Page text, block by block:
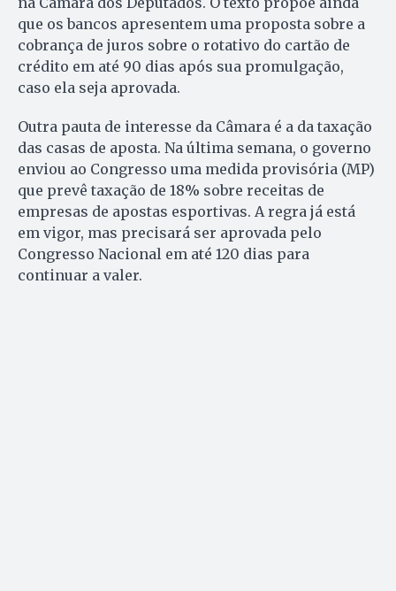
que os bancos apresentem uma proposta sobre a
cobrança de juros sobre o rotativo do cartão de
crédito em até 90 dias após sua promulgação,
caso ela seja aprovada.
Outra pauta de interesse da Câmara é a da taxação
das casas de aposta. Na última semana, o governo
enviou ao Congresso uma medida provisória (MP)
que prevê taxação de 18% sobre receitas de
empresas de apostas esportivas. A regra já está
em vigor, mas precisará ser aprovada pelo
Congresso Nacional em até 120 dias para
continuar a valer.